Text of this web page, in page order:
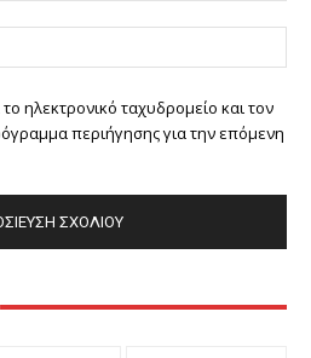
ηλεκτρονικό ταχυδρομείο και τον
περιήγησης για την επόμενη